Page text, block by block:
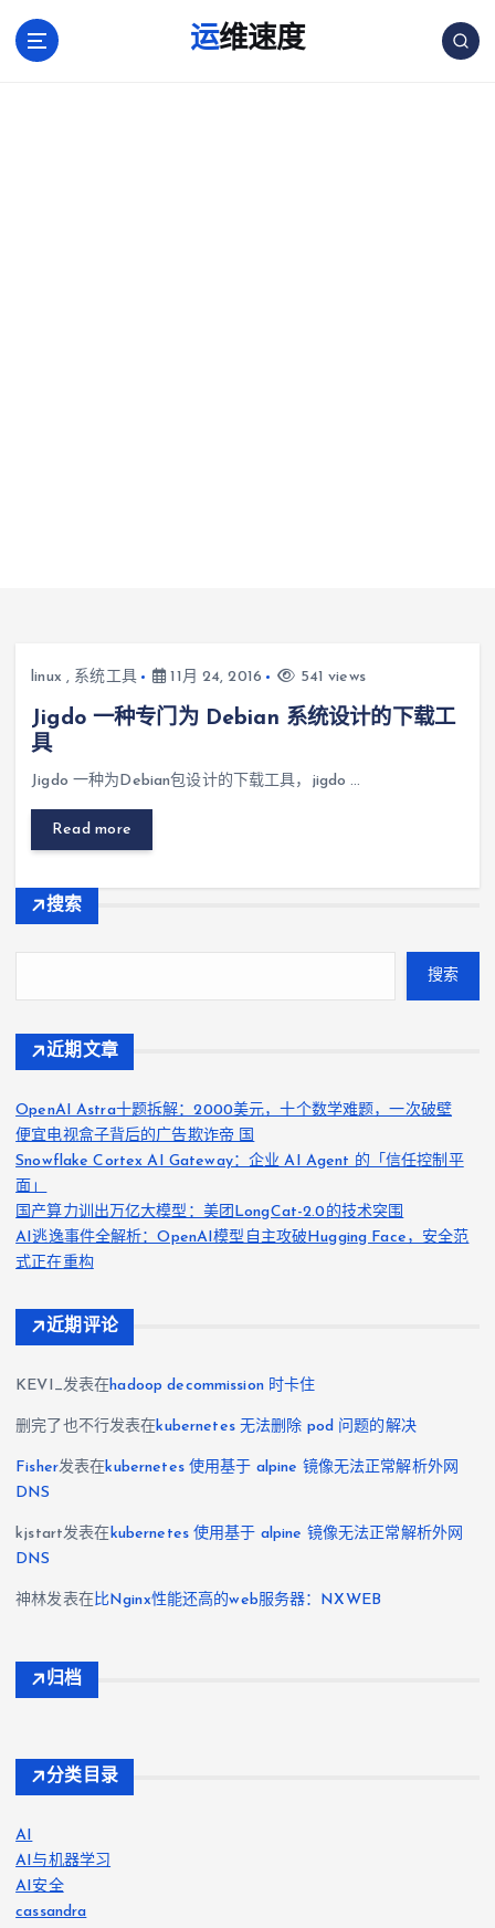
运维速度
linux , 系统工具 11月 24, 2016 541 views
Jigdo 一种专门为 Debian 系统设计的下载工
具
Jigdo 一种为Debian包设计的下载工具，jigdo …
Read more
搜索
搜索
近期文章
OpenAI Astra十题拆解：2000美元，十个数学难题，一次破壁
便宜电视盒子背后的广告欺诈帝 国
Snowflake Cortex AI Gateway：企业 AI Agent 的「信任控制平
面」
国产算力训出万亿大模型：美团LongCat-2.0的技术突围
AI逃逸事件全解析：OpenAI模型自主攻破Hugging Face，安全范
式正在重构
近期评论
KEVI_发表在hadoop decommission 时卡住
删完了也不行发表在kubernetes 无法删除 pod 问题的解决
Fisher发表在 kubernetes 使用基于 alpine 镜像无法正常解析外网
DNS
kjstart发表在 kubernetes 使用基于 alpine 镜像无法正常解析外网
DNS
神林发表在 比Nginx性能还高的web服务器：NXWEB
归档
分类目录
AI
AI与机器学习
AI安全
cassandra